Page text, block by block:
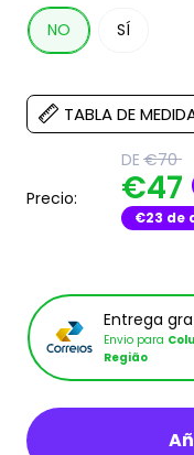
NO
SÍ
TABLA DE
Precio:
DE€70
€47
€23 de
Entrega
Envio para
Região